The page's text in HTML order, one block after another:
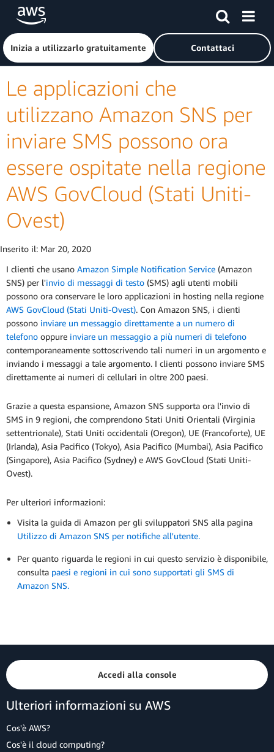
Passa al contenuto principale
Fai clic qui per tornare alla home page di Amazon Web
Inizia a utilizzarlo gratuitamente Contattaci
Le applicazioni che
utilizzano Amazon SNS per
inviare SMS possono ora
essere ospitate nella regione
AWS GovCloud (Stati Uniti-
Ovest)
Inserito il: Mar 20, 2020
I clienti che usano Amazon Simple Notification Service (Amazon
SNS) per l'invio di messaggi di testo (SMS) agli utenti mobili
possono ora conservare le loro applicazioni in hosting nella regione
AWS GovCloud (Stati Uniti-Ovest). Con Amazon SNS, i clienti
possono inviare un messaggio direttamente a un numero di
telefono oppure inviare un messaggio a più numeri di telefono
contemporaneamente sottoscrivendo tali numeri in un argomento e
inviando i messaggi a tale argomento. I clienti possono inviare SMS
direttamente ai numeri di cellulari in oltre 200 paesi.
Grazie a questa espansione, Amazon SNS supporta ora l'invio di
SMS in 9 regioni, che comprendono Stati Uniti Orientali (Virginia
settentrionale), Stati Uniti occidentali (Oregon), UE (Francoforte), UE
(Irlanda), Asia Pacifico (Tokyo), Asia Pacifico (Mumbai), Asia Pacifico
(Singapore), Asia Pacifico (Sydney) e AWS GovCloud (Stati Uniti-
Ovest).
Per ulteriori informazioni:
Visita la guida di Amazon per gli sviluppatori SNS alla pagina
Utilizzo di Amazon SNS per notifiche all'utente.
Per quanto riguarda le regioni in cui questo servizio è disponibile,
consulta paesi e regioni in cui sono supportati gli SMS di
Amazon SNS.
Accedi alla console
Ulteriori informazioni su AWS
Cos'è AWS?
Cos'è il cloud computing?